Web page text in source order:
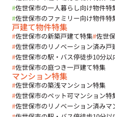
#佐世保市の一人暮らし向け物件特
#佐世保市のファミリー向け物件特
戸建て物件特集
#佐世保市の新築戸建て特集#佐世
#佐世保市のリノベーション済み戸
#佐世保市の駅・バス停徒歩10分
#佐世保市の庭つき一戸建て特集
マンション特集
#佐世保市の築浅マンション特集
#佐世保市のペット可マンション特
#佐世保市のリノベーション済みマ